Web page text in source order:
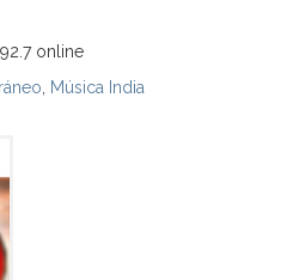
online
Música India